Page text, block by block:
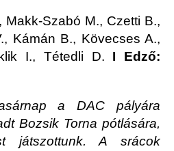
Makk-Szabó M., Czetti B.,
Kámán B., Kövecses A.,
I., Tétedli D. I Edző:
a DAC pályára
Bozsik Torna pótlására,
játszottunk. A srácok